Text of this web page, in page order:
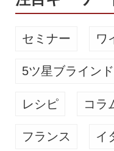
セミナー ワ
5ツ星ブライン
レシピ コラ
フランス イ